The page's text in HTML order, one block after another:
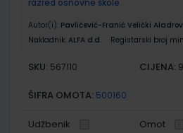
razred osnovne škole
Autor(i): Pavličević-Franić Velički
Nakladnik: ALFA d.d. Registarski broj
SKU: 567110 CIJENA:
ŠIFRA OMOTA: 500160
Udžbenik Omot